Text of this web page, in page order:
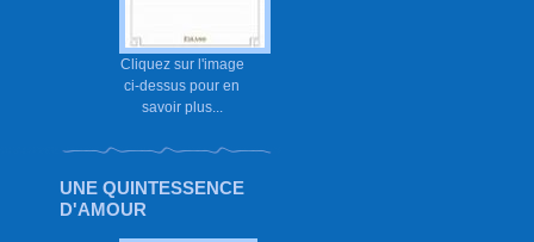
Cliquez sur l'image
ci-dessus pour en
savoir plus...
UNE QUINTESSENCE
D'AMOUR